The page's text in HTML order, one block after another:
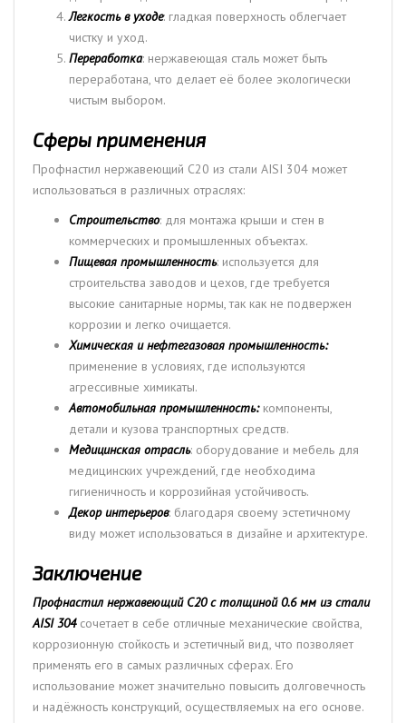
Легкость в уходе: гладкая поверхность облегчает
чистку и уход.
Переработка: нержавеющая сталь может быть
переработана, что делает её более экологически
чистым выбором.
Сферы применения
Профнастил нержавеющий С20 из стали AISI 304 может
использоваться в различных отраслях:
Строительство: для монтажа крыши и стен в
коммерческих и промышленных объектах.
Пищевая промышленность: используется для
строительства заводов и цехов, где требуется
высокие санитарные нормы, так как не подвержен
коррозии и легко очищается.
Химическая и нефтегазовая промышленность:
применение в условиях, где используются
агрессивные химикаты.
Автомобильная промышленность:компоненты,
детали и кузова транспортных средств.
Медицинская отрасль: оборудование и мебель для
медицинских учреждений, где необходима
гигиеничность и коррозийная устойчивость.
Декор интерьеров: благодаря своему эстетичному
виду может использоваться в дизайне и архитектуре.
Заключение
Профнастил нержавеющий С20 с толщиной 0.6 мм из стали
AISI 304сочетает в себе отличные механические свойства,
коррозионную стойкость и эстетичный вид, что позволяет
применять его в самых различных сферах. Его
использование может значительно повысить долговечность
и надёжность конструкций, осуществляемых на его основе.